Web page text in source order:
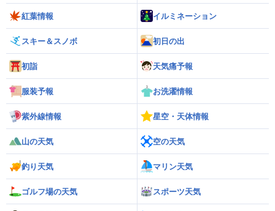
紅葉情報 イルミネーション
スキー＆スノボ 初日の出
初詣 天気痛予報
服装予報 お洗濯情報
紫外線情報 星空・天体情報
山の天気 空の天気
釣り天気 マリン天気
ゴルフ場の天気 スポーツ天気